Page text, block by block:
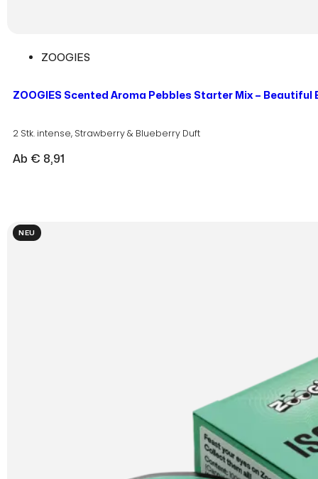
ZOOGIES
ZOOGIES Scented Aroma Pebbles Starter Mix – Beautiful
2 Stk. intense, Strawberry & Blueberry Duft
Ab € 8,91
NEU